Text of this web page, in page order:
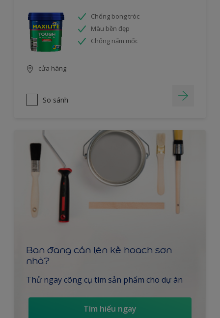
Chống bong tróc
Màu bền đẹp
Chống nấm mốc
cửa hàng
So sánh
Bạn đang cần lên kế hoạch sơn
nhà?
Thử ngay công cụ tìm sản phẩm cho dự án
Tìm hiểu ngay